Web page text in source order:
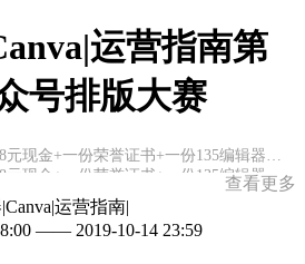
运营指南第
号排版大赛
+一份荣誉证书+一份135编辑器一年VIP会员
+一份荣誉证书+一份135编辑器一年VIP会员
乐瓶保温杯1个+一份荣誉证书+一份135编辑器一年VIP会员
查看更多
运营指南|
—— 2019-10-14 23:59